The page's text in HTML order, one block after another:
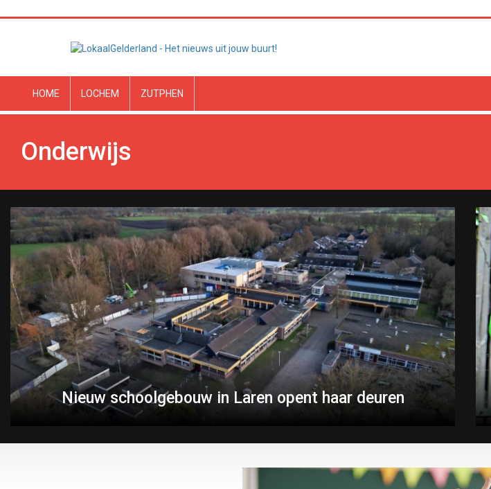
HOME LOCHEM ZUTPHEN
Onderwijs
Nieuw schoolgebouw in Laren opent haar deuren